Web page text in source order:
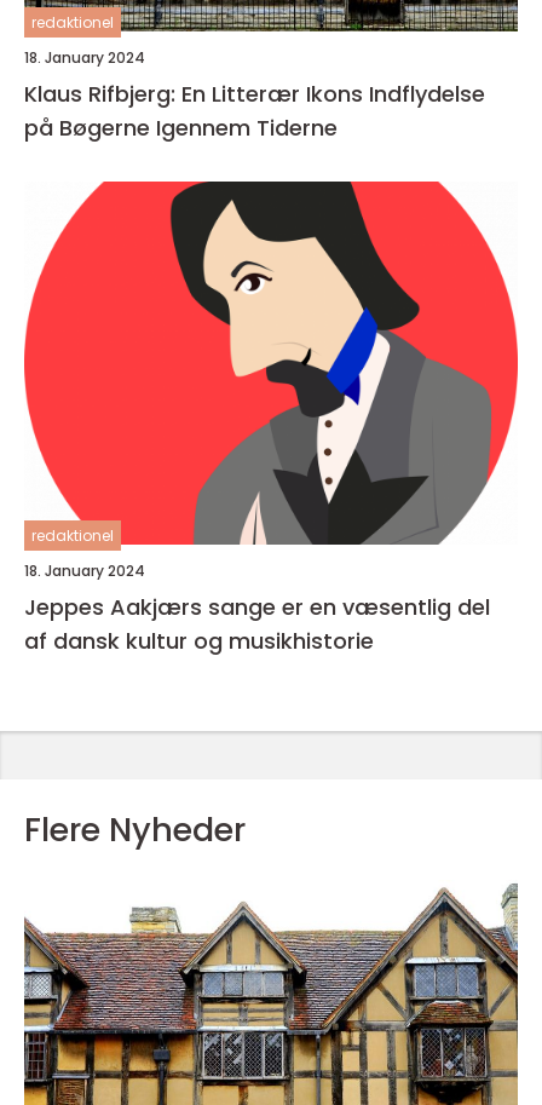
redaktionel
18. January 2024
Klaus Rifbjerg: En Litterær Ikons Indflydelse
på Bøgerne Igennem Tiderne
redaktionel
18. January 2024
Jeppes Aakjærs sange er en væsentlig del
af dansk kultur og musikhistorie
Flere Nyheder